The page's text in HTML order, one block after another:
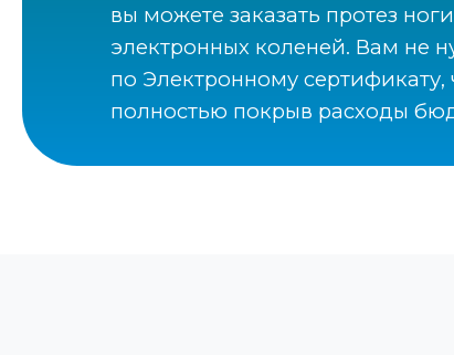
вы можете заказать протез
электронных коленей. Вам не
по Электронному
полностью покрыв расходы